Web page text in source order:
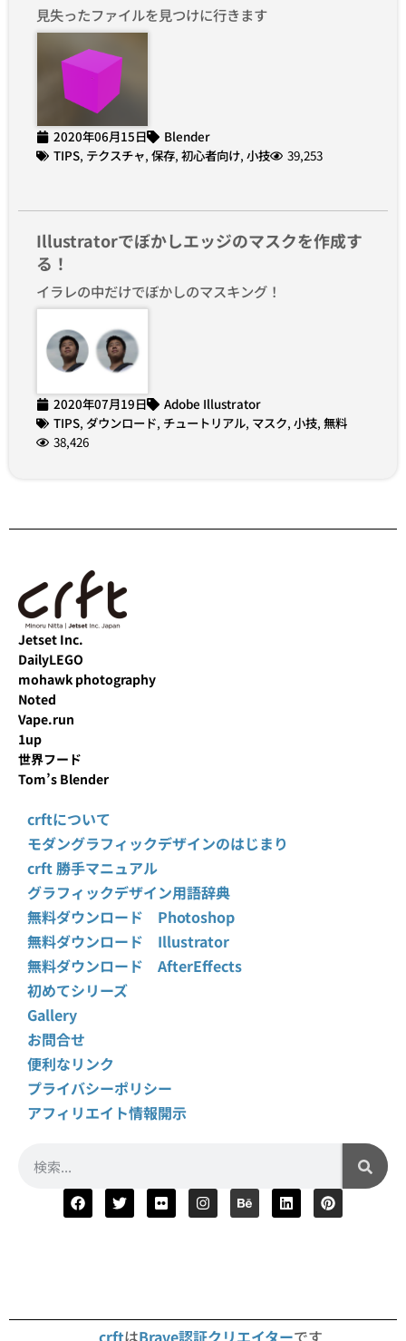
見失ったファイルを見つけに行きます
2020年06月15日
Blender
TIPS, テクスチャ, 保存, 初心者向け, 小技 39,253
Illustratorでぼかしエッジのマスクを作成す
る！
イラレの中だけでぼかしのマスキング！
2020年07月19日
Adobe Illustrator
TIPS, ダウンロード, チュートリアル, マスク, 小技, 無料
38,426
Jetset Inc.
DailyLEGO
mohawk photography
Noted
Vape.run
1up
世界フード
Tom’s Blender
crftについて
モダングラフィックデザインのはじまり
crft 勝手マニュアル
グラフィックデザイン用語辞典
無料ダウンロード Photoshop
無料ダウンロード Illustrator
無料ダウンロード AfterEffects
初めてシリーズ
Gallery
お問合せ
便利なリンク
プライバシーポリシー
アフィリエイト情報開示
crftはBrave認証クリエイターです